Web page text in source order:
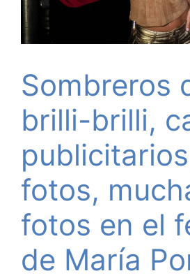
Sombreros
brilli-brilli,
fotos,
fotos en el
de María